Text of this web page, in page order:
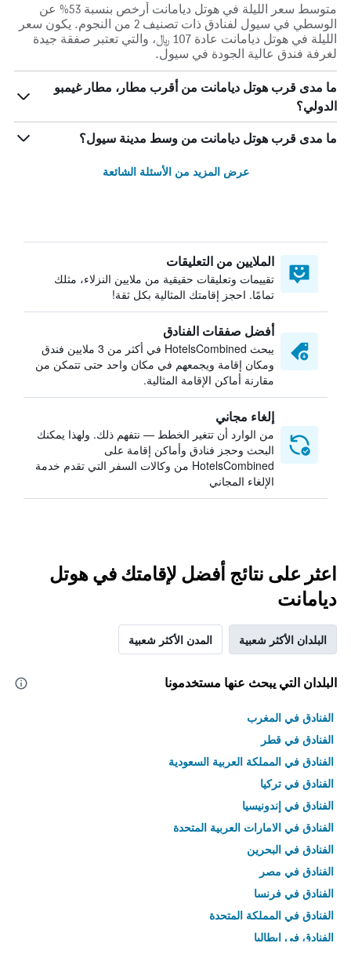
متوسط سعر الليلة في هوتل ديامانت أرخص بنسبة 53% عن
الوسطي في سيول لفنادق ذات تصنيف 2 من النجوم. يكون سعر
الليلة في هوتل ديامانت عادة 107 ﷼، والتي تعتبر صفقة جيدة
لغرفة فندق عالية الجودة في سيول.
ما مدى قرب هوتل ديامانت من أقرب مطار، مطار غيمبو
الدولي؟
ما مدى قرب هوتل ديامانت من وسط مدينة سيول؟
عرض المزيد من الأسئلة الشائعة
الملايين من التعليقات
تقييمات وتعليقات حقيقية من ملايين النزلاء، مثلك
تمامًا. احجز إقامتك المثالية بكل ثقة!
أفضل صفقات الفنادق
يبحث HotelsCombined في أكثر من 3 ملايين فندق
ومكان إقامة ويجمعهم في مكان واحد حتى تتمكن من
مقارنة أماكن الإقامة المثالية.
إلغاء مجاني
من الوارد أن تتغير الخطط — نتفهم ذلك. ولهذا يمكنك
البحث وحجز فنادق وأماكن إقامة على
HotelsCombined من وكالات السفر التي تقدم خدمة
الإلغاء المجاني
اعثر على نتائج أفضل لإقامتك في هوتل
ديامانت
البلدان الأكثر شعبية المدن الأكثر شعبية
البلدان التي يبحث عنها مستخدمونا
الفنادق في المغرب
الفنادق في قطر
الفنادق في المملكة العربية السعودية
الفنادق في تركيا
الفنادق في إندونيسيا
الفنادق في الامارات العربية المتحدة
الفنادق في البحرين
الفنادق في مصر
الفنادق في فرنسا
الفنادق في المملكة المتحدة
الفنادق في إيطاليا